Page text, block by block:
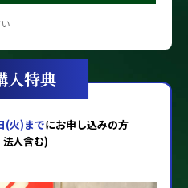
入特典
(火)までにお申し込みの方
人含む)